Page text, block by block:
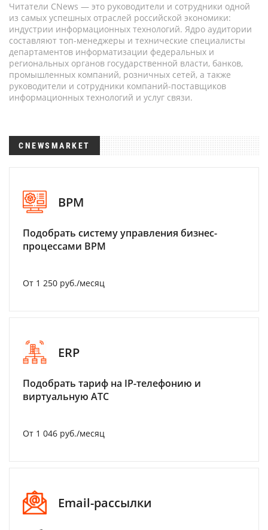
Читатели CNews — это руководители и сотрудники одной
из самых успешных отраслей российской экономики:
индустрии информационных технологий. Ядро аудитории
составляют топ-менеджеры и технические специалисты
департаментов информатизации федеральных и
региональных органов государственной власти, банков,
промышленных компаний, розничных сетей, а также
руководители и сотрудники компаний-поставщиков
информационных технологий и услуг связи.
CNEWSMARKET
BPM
Подобрать систему управления бизнес-
процессами BPM
От 1 250 руб./месяц
ERP
Подобрать тариф на IP-телефонию и
виртуальную АТС
От 1 046 руб./месяц
Email-рассылки